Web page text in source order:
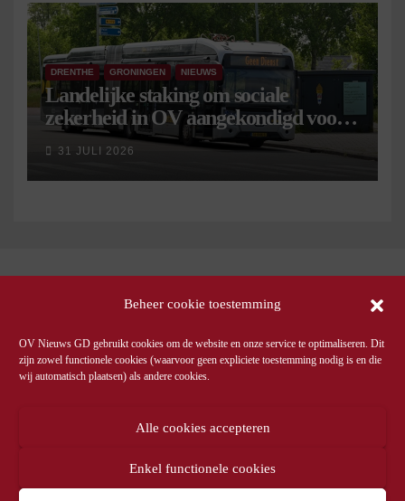
Beheer cookie toestemming
OV Nieuws GD gebruikt cookies om de website en onze service te optimaliseren. Dit
zijn zowel functionele cookies (waarvoor geen expliciete toestemming nodig is en die
wij automatisch plaatsen) als andere cookies.
Alle cookies accepteren
Enkel functionele cookies
DRENTHE GRONINGEN NIEUWS
Landelijke staking om sociale
zekerheid in OV aangekondigd voor 9
september
31 JULI 2026